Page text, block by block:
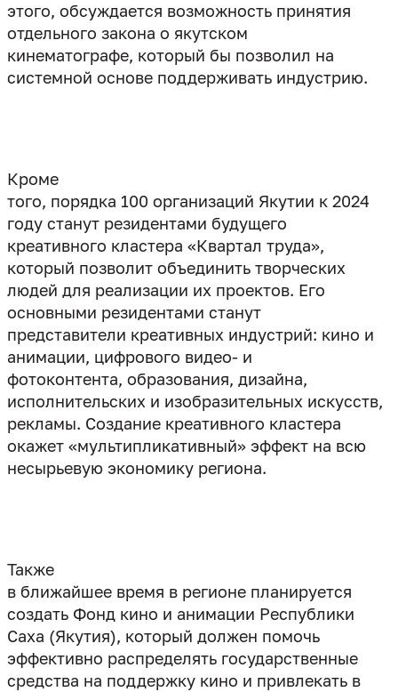
этого, обсуждается возможность принятия
отдельного закона о якутском
кинематографе, который бы позволил на
системной основе поддерживать индустрию.
Кроме
того, порядка 100 организаций Якутии к 2024
году станут резидентами будущего
креативного кластера «Квартал труда»,
который позволит объединить творческих
людей для реализации их проектов. Его
основными резидентами станут
представители креативных индустрий: кино и
анимации, цифрового видео- и
фотоконтента, образования, дизайна,
исполнительских и изобразительных искусств,
рекламы. Создание креативного кластера
окажет «мультипликативный» эффект на всю
несырьевую экономику региона.
Также
в ближайшее время в регионе планируется
создать Фонд кино и анимации Республики
Саха (Якутия), который должен помочь
эффективно распределять государственные
средства на поддержку кино и привлекать в